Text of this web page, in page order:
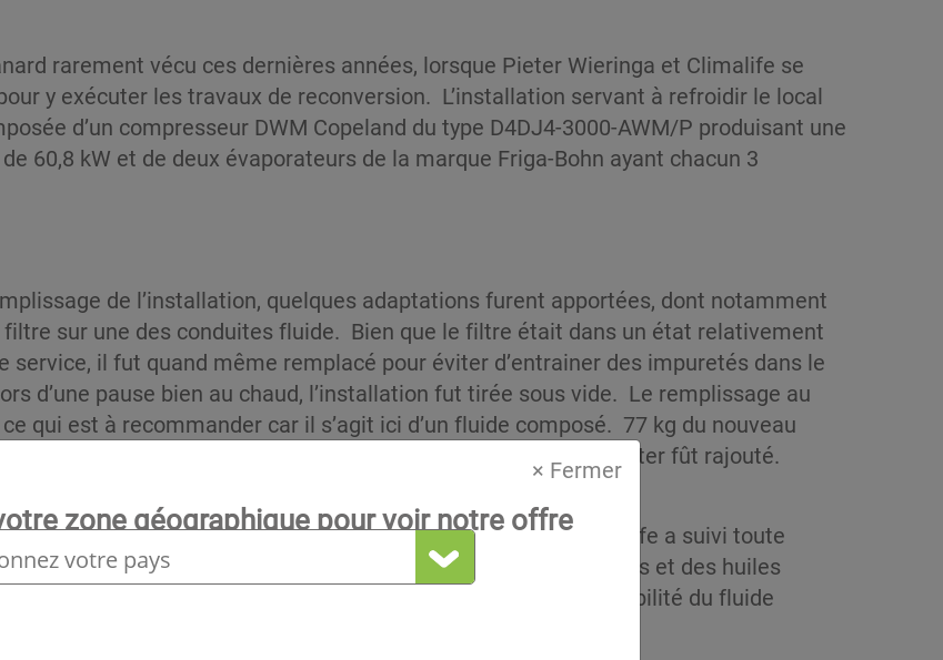
× Fermer
zone géographique pour voir notre offre
locale
rarement vécu ces dernières années, lorsque Pieter Wieringa et Climalife se
y exécuter les travaux de reconversion. L’installation servant à refroidir le local
d’un compresseur DWM Copeland du type D4DJ4-3000-AWM/P produisant une
60,8 kW et de deux évaporateurs de la marque Friga-Bohn ayant chacun 3
de l’installation, quelques adaptations furent apportées, dont notamment
filtre sur une des conduites fluide. Bien que le filtre était dans un état relativement
service, il fut quand même remplacé pour éviter d’entrainer des impuretés dans le
d’une pause bien au chaud, l’installation fut tirée sous vide. Le remplissage au
qui est à recommander car il s’agit ici d’un fluide composé. 77 kg du nouveau
système remplaçant ainsi les 78 kg de R-22. Un litre d’huile ester fût rajouté.
qui a réalisé la conversion sans contretemps. Climalife a suivi toute
matière de récupération, mise en œuvre des fluides frigorigènes et des huiles
de l’installation ne devra plus se soucier de la disponibilité du fluide